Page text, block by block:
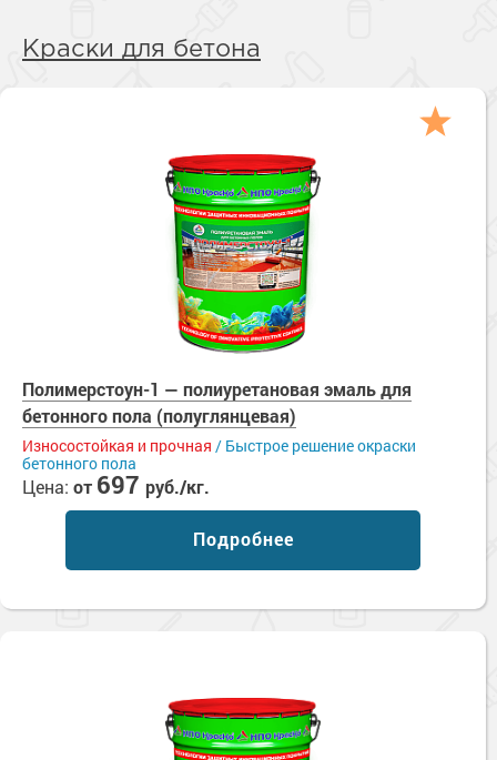
Краски для бетона
Полимерстоун-1 — полиуретановая эмаль для
бетонного пола (полуглянцевая)
Износостойкая и прочная / Быстрое решение окраски
бетонного пола
Цена: от 697 руб./кг.
Подробнее